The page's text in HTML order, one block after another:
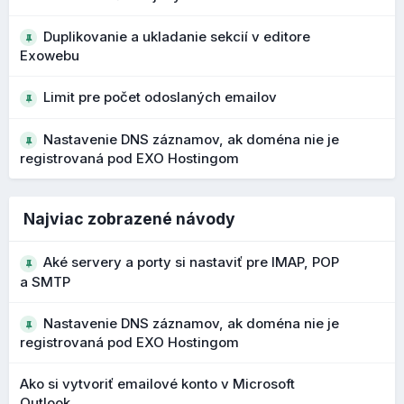
Počas vývoja 1.7 boli vylepšené upozornenia na
odosielateľov. Pri podozrivých doménach alebo
podobných názvoch sa zobrazujú výraznejšie varovania.
Čo to prináša?
lepšie rozpoznanie phishingových správ
mailmi
Vylepšený editor štýlov a farieb
samotného editora štýlov a farieb. Režim návrhu v editore
webových stránok vám teraz poskytuje jasnejší a
intuitívnejší spôsob ovládania vzhľadu a stránky.
Vďaka aktualizovanému rozhraniu a rýchlejšiemu prístupu k
Duplikovanie a ukladanie sekcií v editore
Exowebu
Limit pre počet odoslaných emailov
Nastavenie DNS záznamov, ak doména nie je
registrovaná pod EXO Hostingom
Najviac zobrazené návody
Aké servery a porty si nastaviť pre IMAP, POP
a SMTP
Nastavenie DNS záznamov, ak doména nie je
registrovaná pod EXO Hostingom
Ako si vytvoriť emailové konto v Microsoft